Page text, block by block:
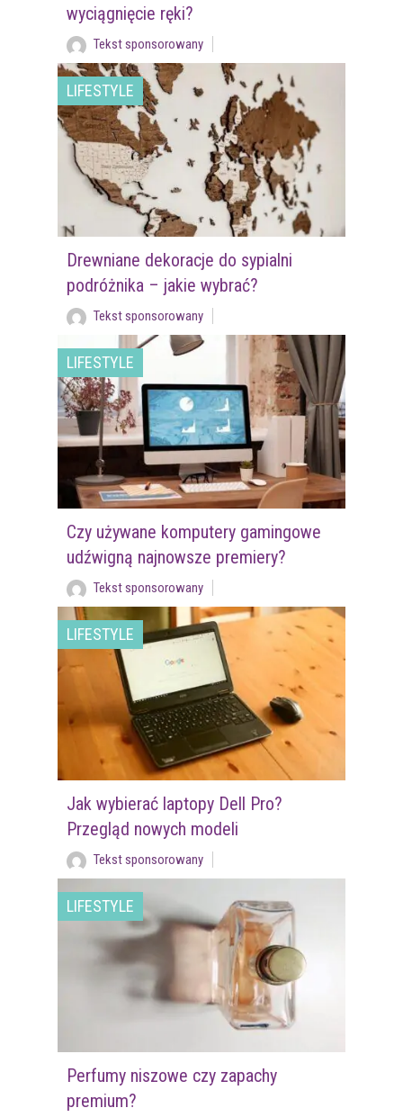
wyciągnięcie ręki?
Tekst sponsorowany
LIFESTYLE
Drewniane dekoracje do sypialni
podróżnika – jakie wybrać?
Tekst sponsorowany
LIFESTYLE
Czy używane komputery gamingowe
udźwigną najnowsze premiery?
Tekst sponsorowany
LIFESTYLE
Jak wybierać laptopy Dell Pro?
Przegląd nowych modeli
Tekst sponsorowany
LIFESTYLE
Perfumy niszowe czy zapachy
premium?